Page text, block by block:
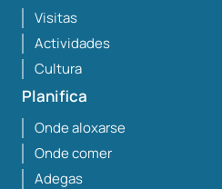
Visitas
Actividades
Cultura
Planifica
Onde aloxarse
Onde comer
Adegas